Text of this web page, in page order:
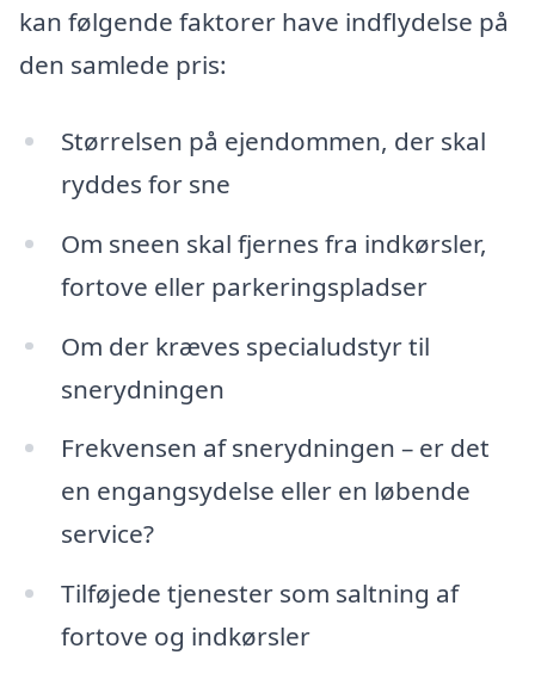
kan følgende faktorer have indflydelse på
den samlede pris:
Størrelsen på ejendommen, der skal
ryddes for sne
Om sneen skal fjernes fra indkørsler,
fortove eller parkeringspladser
Om der kræves specialudstyr til
snerydningen
Frekvensen af snerydningen – er det
en engangsydelse eller en løbende
service?
Tilføjede tjenester som saltning af
fortove og indkørsler